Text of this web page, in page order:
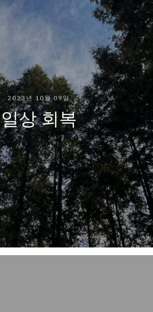
2023년 10월 09일
일상 회복